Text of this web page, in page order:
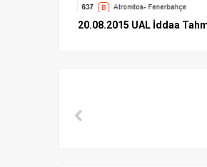
20.08.2015 UAL İddaa